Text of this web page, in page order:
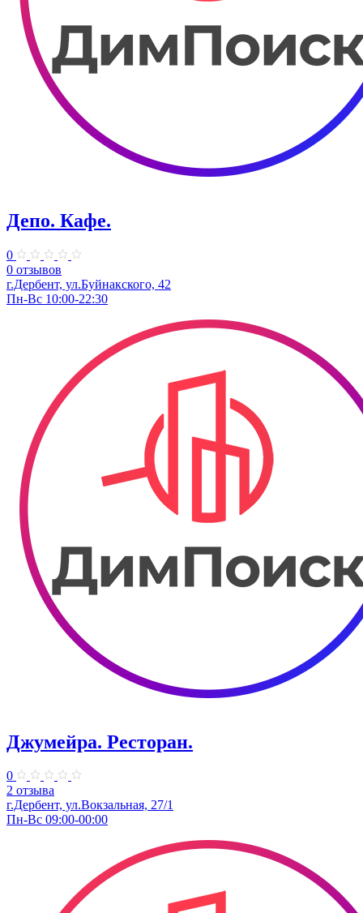
Депо. Кафе.
0
0 отзывов
г.Дербент, ул.Буйнакского, 42
Пн-Вс 10:00-22:30
Джумейра. Ресторан.
0
2 отзыва
г.Дербент, ​ул.Вокзальная, 27/1
Пн-Вс 09:00-00:00